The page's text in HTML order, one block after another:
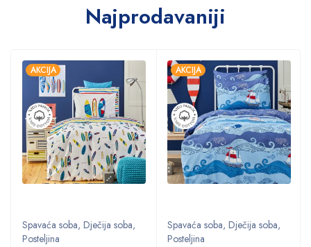
Najprodavaniji
AKCIJA
Spavaća soba, Dječija soba,
Posteljina
AKCIJA
Spavaća soba, Dječija soba,
Posteljina